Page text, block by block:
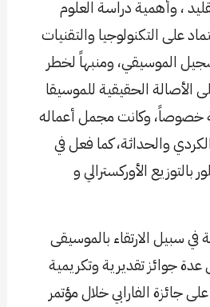
، وأهمية دراسة العلوم
على التكنولوجيا والتقنيات
الموسيقي، ومنبهاً لخطر
الأصالة الحقيقية للموسيقا
خصوصاً، وكانت مجمل أعماله
والحداثة، كما فعل في
بالتوزيع الأوركسترالي و
في سبيل الارتقاء بالموسيقى
جوائز تقديرية وتكريمية
حصل على جائزة الفارابي خلال مؤتمر